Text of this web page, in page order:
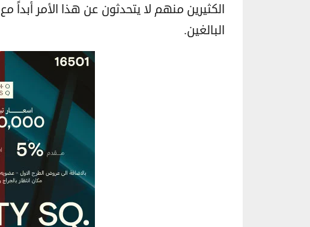
الكثيرين منهم لا يتحدثون عن هذا الأمر أبداً مع
البالغين.